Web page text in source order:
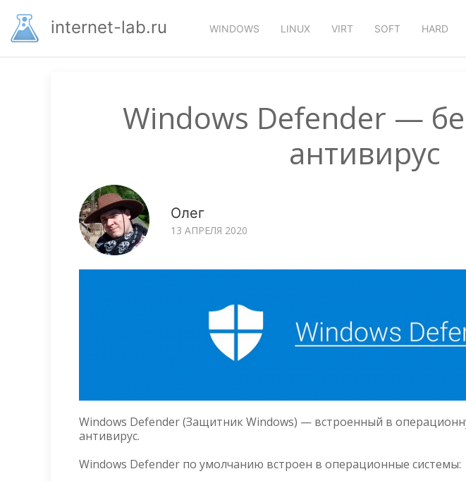
основномуinternet-lab.ru WINDOWS LINUX VIRT SOFT HARD
Windows Defender —
антивирус
Олег
13 АПРЕЛЯ 2020
Windows Defender (Защитник Windows) — встроенный в
антивирус.
Windows Defender по умолчанию встроен в операционные системы: